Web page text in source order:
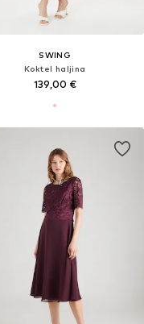
SWING
Koktel haljina
139,00 €